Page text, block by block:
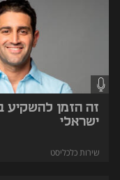
זה הזמן להשקיע
ישראלי
שירות כלכליסט